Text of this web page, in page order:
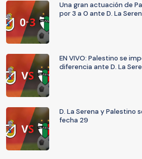
Una gran actuación de
por 3 a 0 ante D. La
EN VIVO: Palestino se
diferencia ante D. La
D. La Serena y Palestino
fecha 29